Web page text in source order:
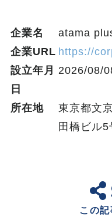
企業名
atama
企業URL https://
設立年月
日
2026/08/
所在地
東京都文
田橋ビル
この